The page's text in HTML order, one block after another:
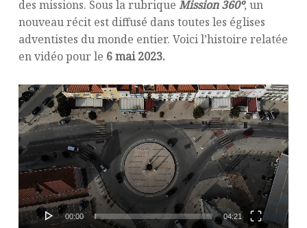
des missions. Sous la rubrique Mission 360º, un
nouveau récit est diffusé dans toutes les églises
adventistes du monde entier. Voici l’histoire relatée
en vidéo pour le 6 mai 2023.
Lecteur
vidéo
00:00 04:21